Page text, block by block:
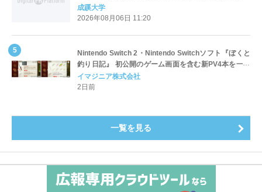
全国第1位を獲得！～実就職率は26.5%（前年比＋
4.3pt）に伸長、東京の私立大学でも10位にランクイン
成蹊大学
2026年08月06日 11:20
Nintendo Switch 2・Nintendo Switchソフト『ぼくと
釣り日記』 初公開のゲーム画面を含む新PV4本を一挙
公開！
イマジニア株式会社
2日前
一覧を見る